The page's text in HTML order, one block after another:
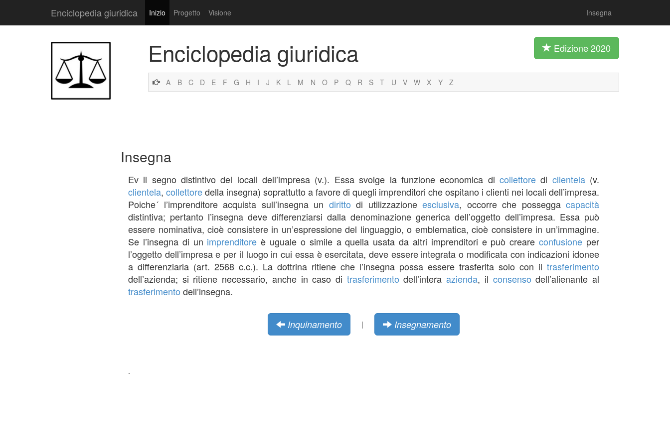
Enciclopedia giuridica Inizio Progetto Visione Insegna
Enciclopedia giuridica Edizione 2020
A B C D E F G H I J K L M N O P Q R S T U V W X Y Z
Insegna
Ev il segno distintivo dei locali dell’impresa (v.). Essa svolge la funzione economica di collettoredi clientela(v.
clientela, collettoredella insegna) soprattutto a favore di quegli imprenditori che ospitano i clienti nei locali dell’impresa.
Poiche´ l’imprenditore acquista sull’insegna un diritto di utilizzazione esclusiva, occorre che possegga capacità
distintiva; pertanto l’insegna deve differenziarsi dalla denominazione generica dell’oggetto dell’impresa. Essa può
essere nominativa, cioè consistere in un’espressione del linguaggio, o emblematica, cioè consistere in un’immagine.
Se l’insegna di un imprenditore è uguale o simile a quella usata da altri imprenditori e può creareconfusione per
l’oggetto dell’impresa e per il luogo in cui essa è esercitata, deve essere integrata o modificata con indicazioni idonee
a differenziarla (art. 2568 c.c.). La dottrina ritiene che l’insegna possa essere trasferita solo con il trasferimento
dell’azienda; si ritiene necessario, anche in caso di trasferimento dell’interaazienda, il consenso dell’alienante al
trasferimento dell’insegna.
Inquinamento | Insegnamento
.